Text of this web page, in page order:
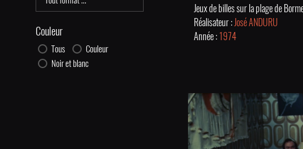
Couleur
Tous
Couleur
Noir et blanc
Réalisateur :José ANDURU
Année :1974